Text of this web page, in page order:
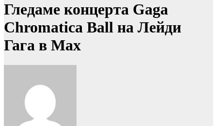
Гледаме концерта Gaga
Chromatica Ball на Лейди
Гага в Max